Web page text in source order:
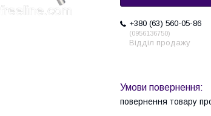
+380 (63) 560-05-86
0956136750
Відділ продажу
повернення товару